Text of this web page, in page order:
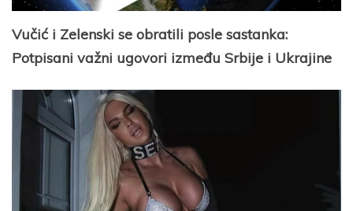
Vučić i Zelenski se obratili posle sastanka:
Potpisani važni ugovori između Srbije i Ukrajine